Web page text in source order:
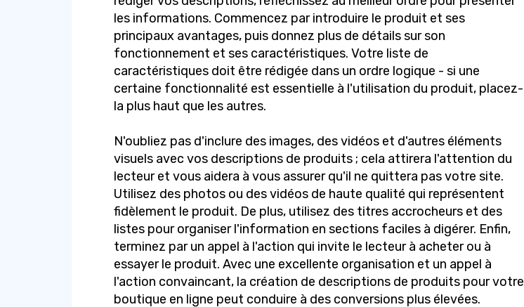
les informations. Commencez par introduire le produit et ses
principaux avantages, puis donnez plus de détails sur son
fonctionnement et ses caractéristiques. Votre liste de
caractéristiques doit être rédigée dans un ordre logique - si une
certaine fonctionnalité est essentielle à l'utilisation du produit, placez-
la plus haut que les autres.
N'oubliez pas d'inclure des images, des vidéos et d'autres éléments
visuels avec vos descriptions de produits ; cela attirera l'attention du
lecteur et vous aidera à vous assurer qu'il ne quittera pas votre site.
Utilisez des photos ou des vidéos de haute qualité qui représentent
fidèlement le produit. De plus, utilisez des titres accrocheurs et des
listes pour organiser l'information en sections faciles à digérer. Enfin,
terminez par un appel à l'action qui invite le lecteur à acheter ou à
essayer le produit. Avec une excellente organisation et un appel à
l'action convaincant, la création de descriptions de produits pour votre
boutique en ligne peut conduire à des conversions plus élevées.